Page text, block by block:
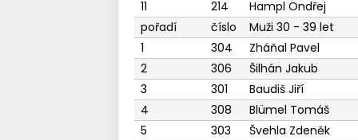
11
214
Hampl Ondřej
pořadí
číslo
Muži 30 - 39 let
1
304
Zháňal Pavel
2
306
Šilhán Jakub
3
301
Baudiš Jiří
4
308
Blümel Tomáš
5
303
Švehla Zdeněk